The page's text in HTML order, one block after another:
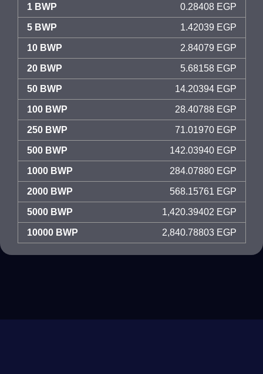
1 BWP 0.28408 EGP
5 BWP 1.42039 EGP
10 BWP 2.84079 EGP
20 BWP 5.68158 EGP
50 BWP 14.20394 EGP
100 BWP 28.40788 EGP
250 BWP 71.01970 EGP
500 BWP 142.03940 EGP
1000 BWP 284.07880 EGP
2000 BWP 568.15761 EGP
5000 BWP 1,420.39402 EGP
10000 BWP 2,840.78803 EGP